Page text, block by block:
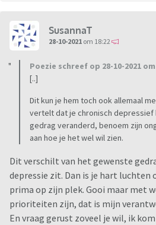
SusannaT
28-10-2021 om 18:22
Poezie schreef op 28-10-2021 om
[..]
Dit kun je hem toch ook allemaal
vertelt dat je chronisch depressief
gedrag veranderd, benoem zijn
aan hoe je het wel wil zien.
Dit verschilt van het gewenste
depressie zit. Dan is je hart luchten
prima op zijn plek. Gooi maar met
prioriteiten zijn, dat is mijn
En vraag gerust zoveel je wil, ik